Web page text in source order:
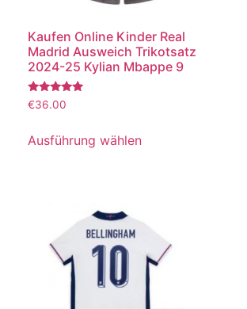
Kaufen Online Kinder Real
Madrid Ausweich Trikotsatz
2024-25 Kylian Mbappe 9
Bewertet
mit
von 5
€36.00
Ausführung wählen